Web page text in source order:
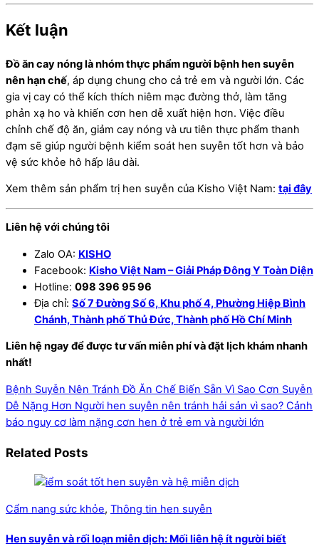
Kết luận
Đồ ăn cay nóng là nhóm thực phẩm người bệnh hen suyễn
nên hạn chế, áp dụng chung cho cả trẻ em và người lớn. Các
gia vị cay có thể kích thích niêm mạc đường thở, làm tăng
phản xạ ho và khiến cơn hen dễ xuất hiện hơn. Việc điều
chỉnh chế độ ăn, giảm cay nóng và ưu tiên thực phẩm thanh
đạm sẽ giúp người bệnh kiểm soát hen suyễn tốt hơn và bảo
vệ sức khỏe hô hấp lâu dài.
Xem thêm sản phẩm trị hen suyễn của Kisho Việt Nam: tại đây
Liên hệ với chúng tôi
Zalo OA: KISHO
Facebook: Kisho Việt Nam – Giải Pháp Đông Y Toàn Diện
Hotline: 098 396 95 96
Địa chỉ: Số 7 Đường Số 6, Khu phố 4, Phường Hiệp Bình
Chánh, Thành phố Thủ Đức, Thành phố Hồ Chí Minh
Liên hệ ngay để được tư vấn miễn phí và đặt lịch khám nhanh
nhất!
Bệnh Suyễn Nên Tránh Đồ Ăn Chế Biến Sẵn Vì Sao Cơn Suyễn
Dễ Nặng Hơn Người hen suyễn nên tránh hải sản vì sao? Cảnh
báo nguy cơ làm nặng cơn hen ở trẻ em và người lớn
Related Posts
Cẩm nang sức khỏe, Thông tin hen suyễn
Hen suyễn và rối loạn miễn dịch: Mối liên hệ ít người biết